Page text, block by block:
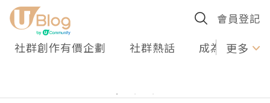
會員登記
社群創作有價企劃 社群熱話 成為U更多